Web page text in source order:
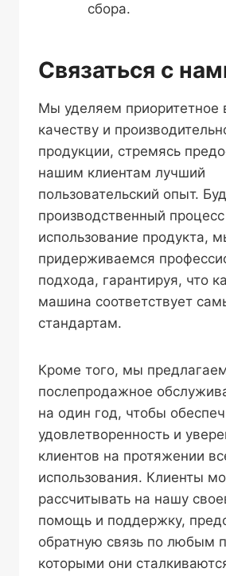
сбора.
Связаться с
Мы уделяем приоритетное
качеству и
продукции, стремясь
нашим клиентам лучший
пользовательский опыт.
производственный
использование продукта,
придерживаемся
подхода, гарантируя, что
машина соответствует
стандартам.
Кроме того, мы
послепродажное
на один год, чтобы
удовлетворенность и
клиентов на протяжении
использования. Клиенты
рассчитывать на нашу
помощь и поддержку,
обратную связь по любым
которыми они